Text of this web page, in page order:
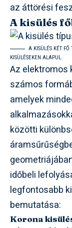
az áttörési
A kisülés
A KISÜLÉS KÉT
KISÜLÉSEKEN ALAPUL.
Az elektromos
számos
amelyek
közötti
időbeli
legfontosabb
bemutatása:
Korona